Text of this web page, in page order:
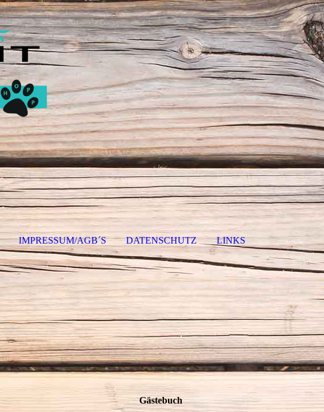
IMPRESSUM/AGB´S DATENSCHUTZ LINKS
Gästebuch